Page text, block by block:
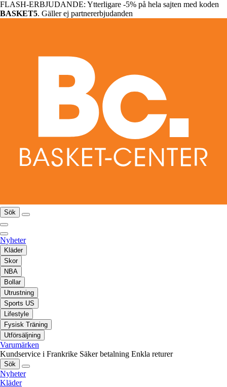
FLASH-ERBJUDANDE: Ytterligare -5% på hela sajten med koden
BASKET5. Gäller ej partnererbjudanden
Sök
Nyheter
Kläder
Skor
NBA
Bollar
Utrustning
Sports US
Lifestyle
Fysisk Träning
Utförsäljning
Varumärken
Kundservice i Frankrike Säker betalning Enkla returer
Sök
Nyheter
Kläder